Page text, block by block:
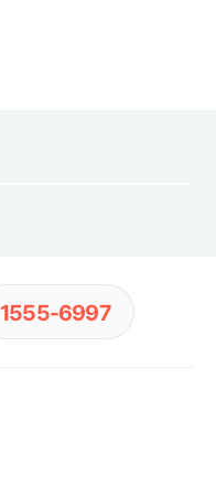
1555-6997